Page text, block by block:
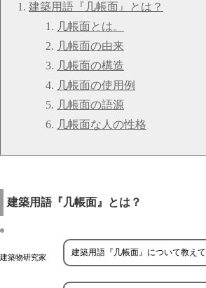
建築用語『几帳面』とは？
几帳面とは。
几帳面の由来
几帳面の構造
几帳面の使用例
几帳面の語源
几帳面な人の性格
建築用語『几帳面』とは？
建築物研究家 建築用語『几帳面』について教え